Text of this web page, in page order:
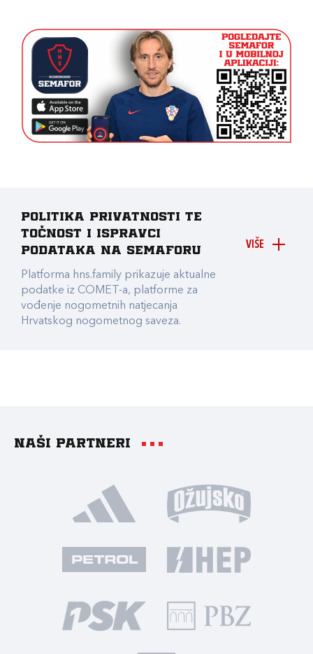
VIŠE
Politika privatnosti te
točnost i ispravci
podataka na Semaforu
Platforma hns.family prikazuje aktualne
podatke iz COMET-a, platforme za
vođenje nogometnih natjecanja
Hrvatskog nogometnog saveza.
Naši partneri